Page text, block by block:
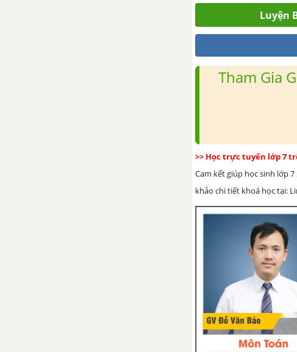
Luyện
Tham Gia
>> Học trực tuyến lớp 7
Cam kết giúp học sinh lớp
khảo chi tiết khoá học tại: